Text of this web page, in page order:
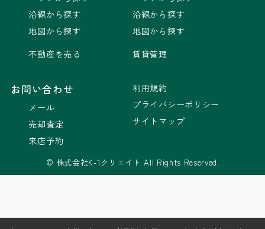
沿線から探す
地図から探す
不動産を売る
沿線から探す
地図から探す
賃貸管理
お問い合わせ
メール
売却査定
来店予約
利用規約
プライバシーポリシー
サイトマップ
© 株式会社K-1クリエイト All Rights Reserved.